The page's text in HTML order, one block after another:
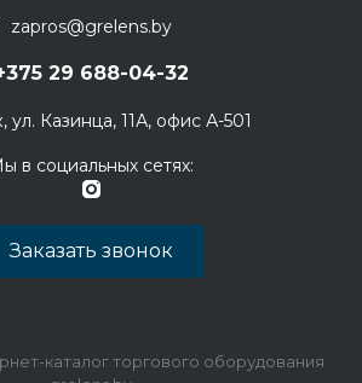
zapros@grelens.by
29 688-04-32
ул. Казинца, 11А, офис А-501
в социальных сетях:
Заказать звонок
каталог торгового оборудования